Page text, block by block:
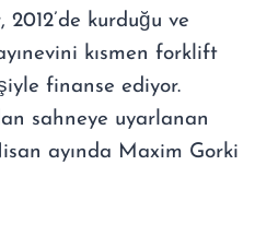
2012’de kurduğu ve
kısmen forklift
finanse ediyor.
sahneye uyarlanan
ayında Maxim Gorki